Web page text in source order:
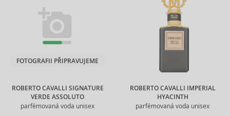
ROBERTO CAVALLI SIGNATURE
VERDE ASSOLUTO
parfémovaná voda unisex
FOTOGRAFII PŘIPRAVUJEME
ROBERTO CAVALLI IMPERIAL
HYACINTH
parfémovaná voda unisex